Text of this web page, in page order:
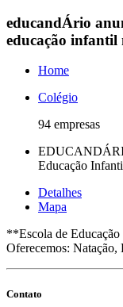
educandÁrio
educação
Home
Colégio
94 empresas
Educação
Detalhes
Mapa
**Escola de
Oferecemos: Natação,
Contato